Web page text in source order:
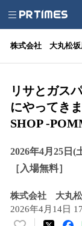
株式会社 大丸松坂
リサとガス
にやってき
SHOP -
2026年4月25日
［入場無料］
株式会社 大丸
2026年4月14日